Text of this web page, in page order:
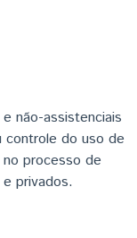
não-assistenciais
controle do uso de
processo de
privados.